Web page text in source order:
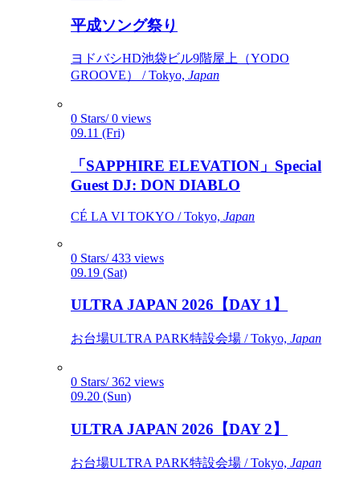
平成ソング祭り
ヨドバシHD池袋ビル9階屋上（YODO
GROOVE） / Tokyo, Japan
0 Stars/ 0 views
09.11 (Fri)
「SAPPHIRE ELEVATION」Special
Guest DJ: DON DIABLO
CÉ LA VI TOKYO / Tokyo, Japan
0 Stars/ 433 views
09.19 (Sat)
ULTRA JAPAN 2026【DAY 1】
お台場ULTRA PARK特設会場 / Tokyo, Japan
0 Stars/ 362 views
09.20 (Sun)
ULTRA JAPAN 2026【DAY 2】
お台場ULTRA PARK特設会場 / Tokyo, Japan